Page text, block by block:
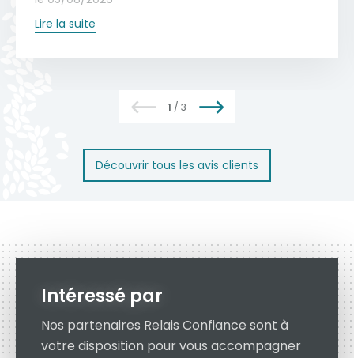
aussi une véritable oeuvre d’art.
des mécanismes et des fixations garantit
une longévité optimale.
Lire la suite
1 / 3
Découvrir tous les avis clients
Intéressé par
Nos partenaires Relais Confiance sont à
votre disposition pour vous accompagner